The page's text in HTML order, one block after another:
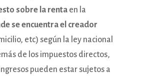
sobre la rentaen la
se encuentra el creador
etc) según la ley nacional
de los impuestos directos,
pueden estar sujetos a